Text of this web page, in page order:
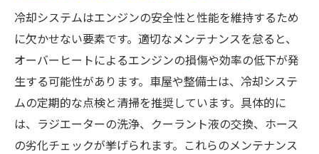
冷却システムはエンジンの安全性と性能を維持するため
に欠かせない要素です。適切なメンテナンスを怠ると、
オーバーヒートによるエンジンの損傷や効率の低下が発
生する可能性があります。車屋や整備士は、冷却システ
ムの定期的な点検と清掃を推奨しています。具体的に
は、ラジエーターの洗浄、クーラント液の交換、ホース
の劣化チェックが挙げられます。これらのメンテナンス